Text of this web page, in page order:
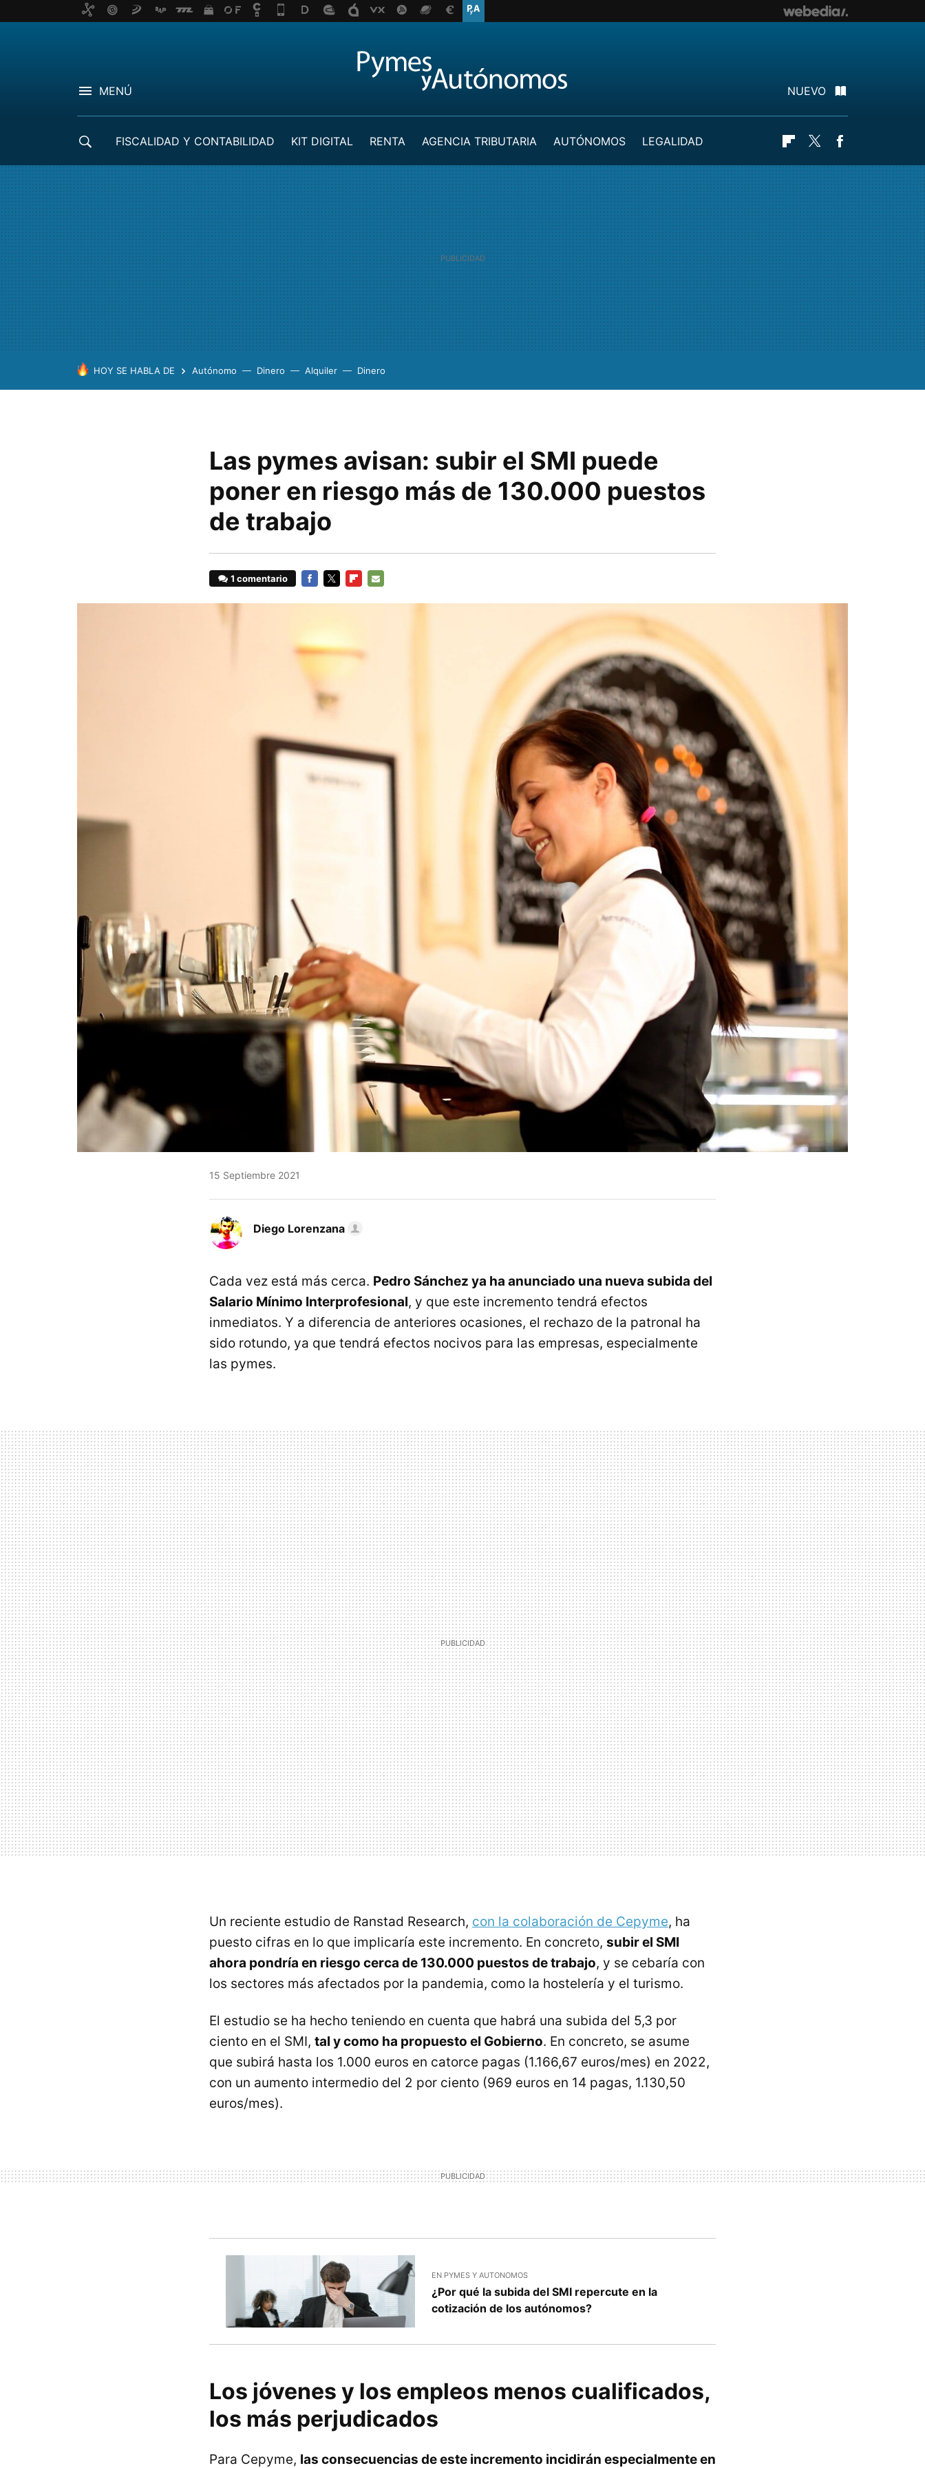
MENÚ NUEVO
FISCALIDAD Y CONTABILIDAD KIT DIGITAL RENTA AGENCIA TRIBUTARIA AUTÓNOMOS
LEGALIDAD
Flipboard
Twitter
HOY SE HABLA DE Autónomo Dinero Alquiler Dinero
Las pymes avisan: subir el SMI puede
poner en riesgo más de 130.000 puestos
de trabajo
1 comentario
15 Septiembre 2021
Diego Lorenzana
Cada vez está más cerca. Pedro Sánchez ya ha anunciado una nueva subida del
Salario Mínimo Interprofesional, y que este incremento tendrá efectos
inmediatos. Y a diferencia de anteriores ocasiones, el rechazo de la patronal ha
sido rotundo, ya que tendrá efectos nocivos para las empresas, especialmente
las pymes.
Un reciente estudio de Ranstad Research, con la colaboración de Cepyme, ha
puesto cifras en lo que implicaría este incremento. En concreto, subir el SMI
ahora pondría en riesgo cerca de 130.000 puestos de trabajo, y se cebaría con
los sectores más afectados por la pandemia, como la hostelería y el turismo.
El estudio se ha hecho teniendo en cuenta que habrá una subida del 5,3 por
ciento en el SMI, tal y como ha propuesto el Gobierno. En concreto, se asume
que subirá hasta los 1.000 euros en catorce pagas (1.166,67 euros/mes) en 2022,
con un aumento intermedio del 2 por ciento (969 euros en 14 pagas, 1.130,50
euros/mes).
EN PYMES Y AUTONOMOS
¿Por qué la subida del SMI repercute en la
cotización de los autónomos?
Los jóvenes y los empleos menos cualificados,
los más perjudicados
Para Cepyme, las consecuencias de este incremento incidirán especialmente en